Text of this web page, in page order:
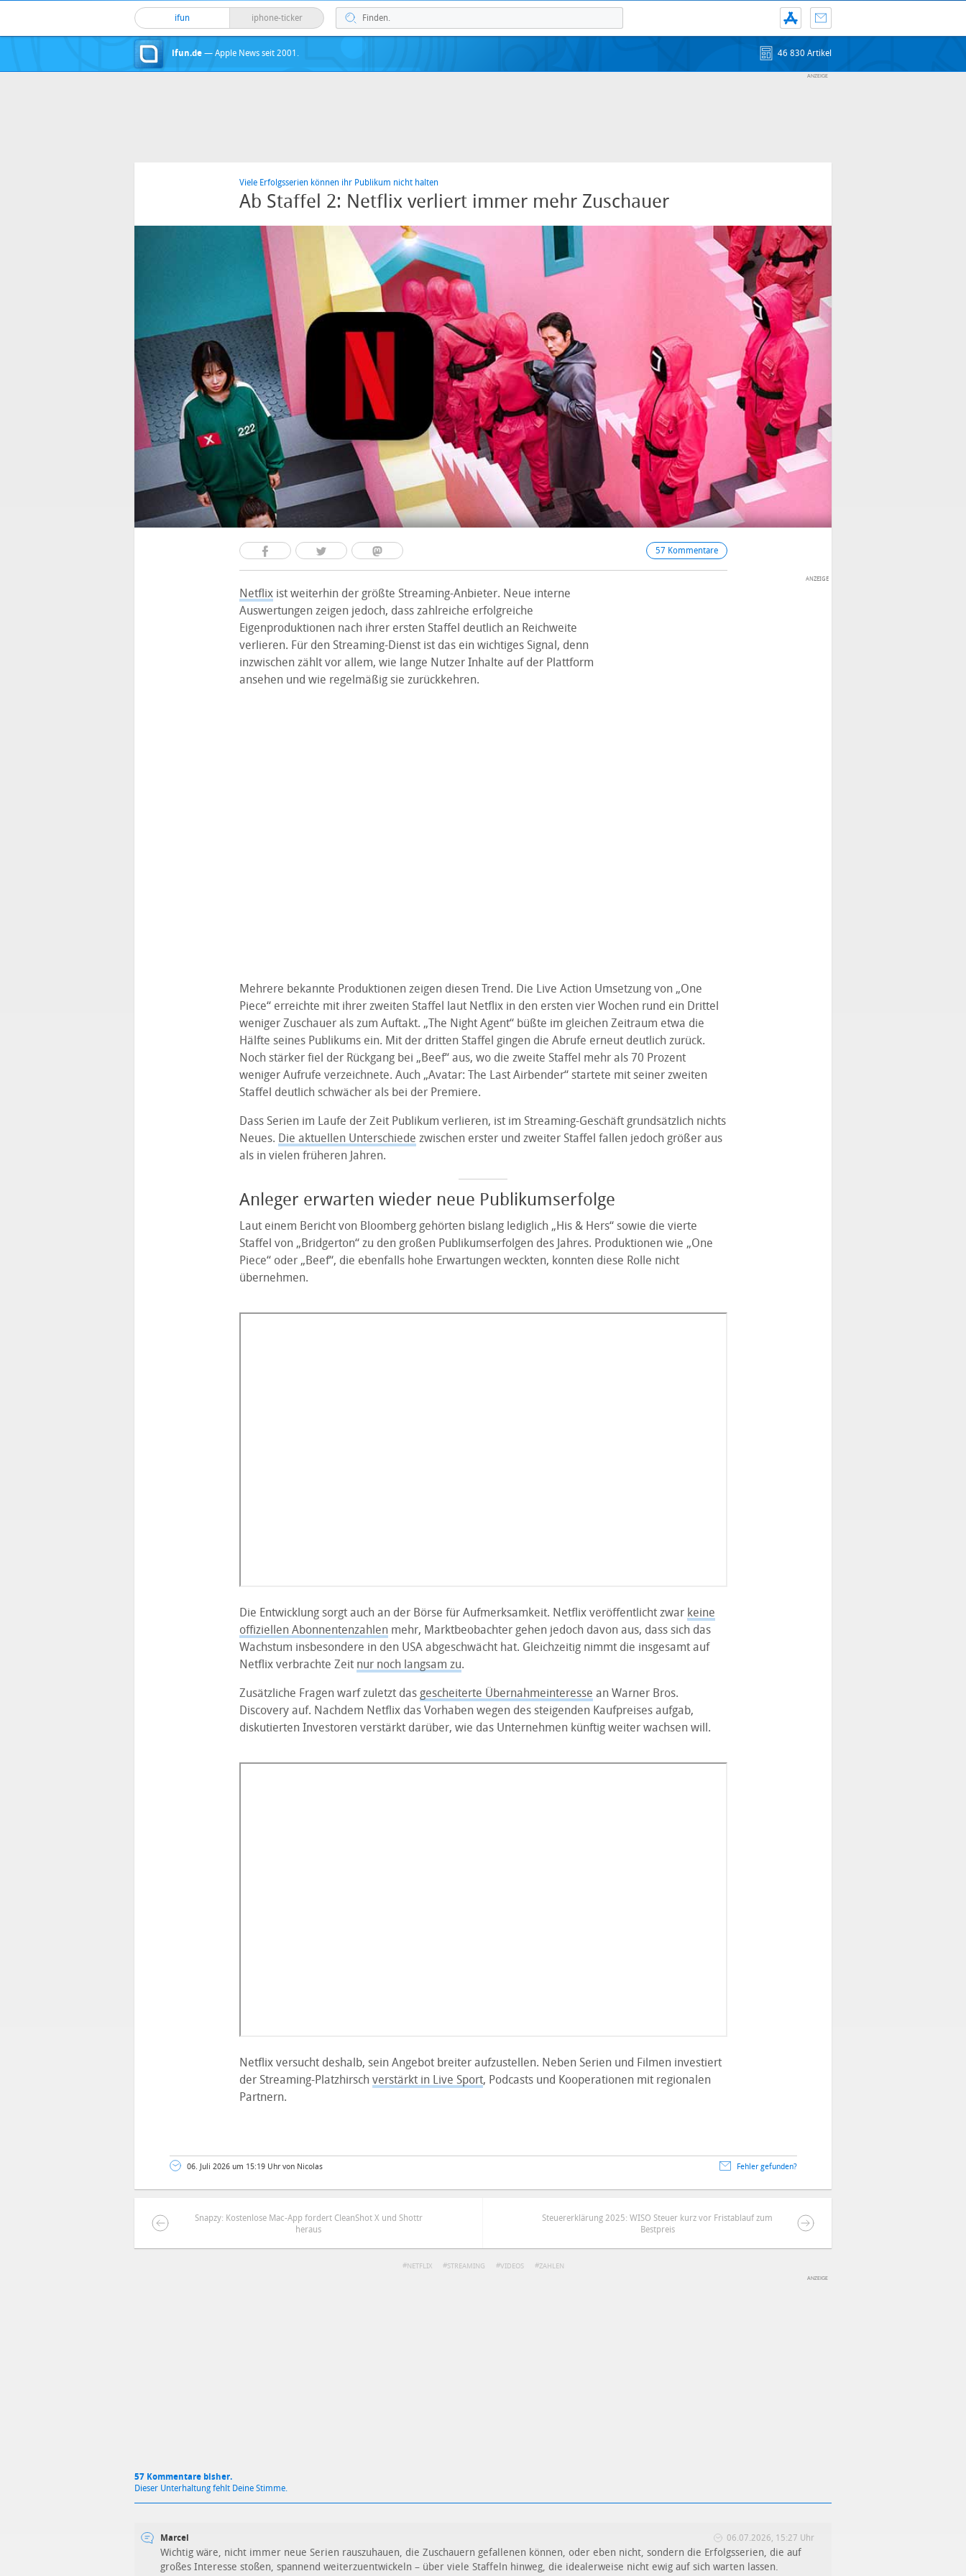
ifun iphone-ticker
ifun.de — Apple News seit 2001. 46 830 Artikel
Viele Erfolgsserien können ihr Publikum nicht halten
Ab Staffel 2: Netflix verliert immer mehr Zuschauer
57 Kommentare
Netflixist weiterhin der größte Streaming-Anbieter. Neue interne
Auswertungen zeigen jedoch, dass zahlreiche erfolgreiche
Eigenproduktionen nach ihrer ersten Staffel deutlich an Reichweite
verlieren. Für den Streaming-Dienst ist das ein wichtiges Signal, denn
inzwischen zählt vor allem, wie lange Nutzer Inhalte auf der Plattform
ansehen und wie regelmäßig sie zurückkehren.
Mehrere bekannte Produktionen zeigen diesen Trend. Die Live Action Umsetzung von „One
Piece“ erreichte mit ihrer zweiten Staffel laut Netflix in den ersten vier Wochen rund ein Drittel
weniger Zuschauer als zum Auftakt. „The Night Agent“ büßte im gleichen Zeitraum etwa die
Hälfte seines Publikums ein. Mit der dritten Staffel gingen die Abrufe erneut deutlich zurück.
Noch stärker fiel der Rückgang bei „Beef“ aus, wo die zweite Staffel mehr als 70 Prozent
weniger Aufrufe verzeichnete. Auch „Avatar: The Last Airbender“ startete mit seiner zweiten
Staffel deutlich schwächer als bei der Premiere.
Dass Serien im Laufe der Zeit Publikum verlieren, ist im Streaming-Geschäft grundsätzlich nichts
Neues. Die aktuellen Unterschiede zwischen erster und zweiter Staffel fallen jedoch größer aus
als in vielen früheren Jahren.
Anleger erwarten wieder neue Publikumserfolge
Laut einem Bericht von Bloomberg gehörten bislang lediglich „His & Hers“ sowie die vierte
Staffel von „Bridgerton“ zu den großen Publikumserfolgen des Jahres. Produktionen wie „One
Piece“ oder „Beef“, die ebenfalls hohe Erwartungen weckten, konnten diese Rolle nicht
übernehmen.
Die Entwicklung sorgt auch an der Börse für Aufmerksamkeit. Netflix veröffentlicht zwar keine
offiziellen Abonnentenzahlenmehr, Marktbeobachter gehen jedoch davon aus, dass sich das
Wachstum insbesondere in den USA abgeschwächt hat. Gleichzeitig nimmt die insgesamt auf
Netflix verbrachte Zeit nur noch langsam zu.
Zusätzliche Fragen warf zuletzt das gescheiterte Übernahmeinteresse an Warner Bros.
Discovery auf. Nachdem Netflix das Vorhaben wegen des steigenden Kaufpreises aufgab,
diskutierten Investoren verstärkt darüber, wie das Unternehmen künftig weiter wachsen will.
Netflix versucht deshalb, sein Angebot breiter aufzustellen. Neben Serien und Filmen investiert
der Streaming-Platzhirsch verstärkt in Live Sport, Podcasts und Kooperationen mit regionalen
Partnern.
06. Juli 2026 um 15:19 Uhr von Nicolas Fehler gefunden?
Snapzy: Kostenlose Mac-App fordert CleanShot X und Shottr
heraus
Steuererklärung 2025: WISO Steuer kurz vor Fristablauf zum
Bestpreis
NETFLIX STREAMING VIDEOS ZAHLEN
57 Kommentare bisher.
Dieser Unterhaltung fehlt Deine Stimme.
Marcel 06.07.2026, 15:27 Uhr
Wichtig wäre, nicht immer neue Serien rauszuhauen, die Zuschauern gefallenen können, oder eben nicht, sondern die Erfolgsserien, die auf
großes Interesse stoßen, spannend weiterzuentwickeln – über viele Staffeln hinweg, die idealerweise nicht ewig auf sich warten lassen.